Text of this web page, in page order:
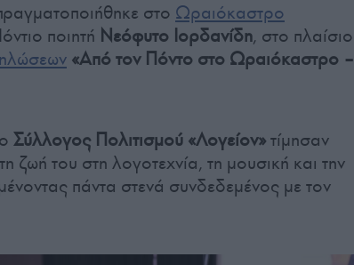
στο Ωραιόκαστρο
ποιητή Νεόφυτο Ιορδανίδη, στο πλαίσιο
«Από τον Πόντο στο Ωραιόκαστρο –
Σύλλογος Πολιτισμού «Λογείον»τίμησαν
του στη λογοτεχνία, τη μουσική και την
πάντα στενά συνδεδεμένος με τον